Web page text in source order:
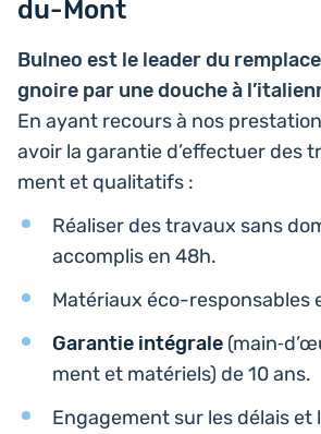
du-Mont
Bulneo est le leader du
gnoire par une douche à
En ayant recours à nos
avoir la garan­tie d’ef­fec­tuer des
ment et qualitatifs :
Réa­li­ser des travaux sans
accom­plis en 48h.
Maté­riaux éco-res­pon­sables
Garan­tie inté­grale
ment et maté­riels) de 10 ans.
Enga­ge­ment sur les délais et